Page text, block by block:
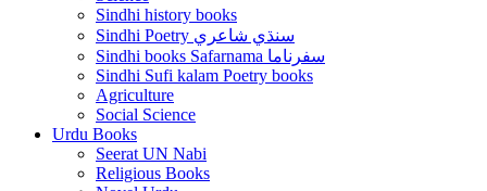
Sindhi history books
Sindhi Poetry سنڌي شاعري
Sindhi books Safarnama سفرناما
Sindhi Sufi kalam Poetry books
Agriculture
Social Science
Urdu Books
Seerat UN Nabi
Religious Books